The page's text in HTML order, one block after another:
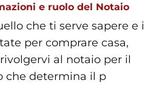
e ruolo del Notaio
che ti serve sapere e
per comprare casa,
al notaio per il
che determina il p